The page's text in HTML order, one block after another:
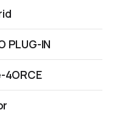
PLUG-IN
4ORCE